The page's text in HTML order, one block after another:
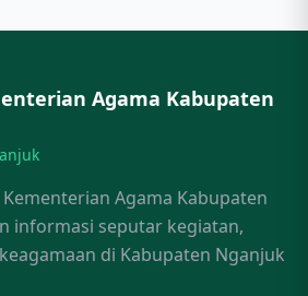
Agama Kabupaten
Agama Kabupaten
informasi seputar kegiatan,
di Kabupaten Nganjuk